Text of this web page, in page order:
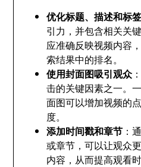
优化标题、描述和标签
引力，并包含相关关
应准确反映视频内容
索结果中的排名。
使用封面图吸引观众
击的关键因素之一。
面图可以增加视频的
度。
添加时间戳和章节 ：
或章节，可以让观众
内容，从而提高观看时